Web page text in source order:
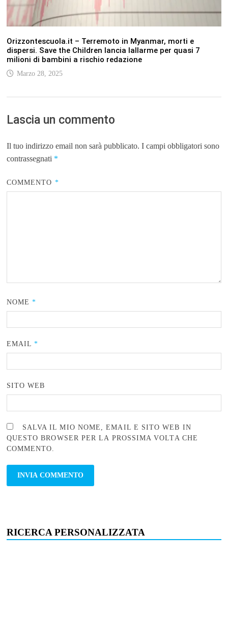
Orizzontescuola.it – Terremoto in Myanmar, morti e
dispersi. Save the Children lancia lallarme per quasi 7
milioni di bambini a rischio redazione
Marzo 28, 2025
Lascia un commento
Il tuo indirizzo email non sarà pubblicato. I campi obbligatori sono
contrassegnati *
COMMENTO *
NOME*
EMAIL*
SITO WEB
SALVA IL MIO NOME, EMAIL E SITO WEB IN
QUESTO BROWSER PER LA PROSSIMA VOLTA CHE
COMMENTO.
RICERCA PERSONALIZZATA